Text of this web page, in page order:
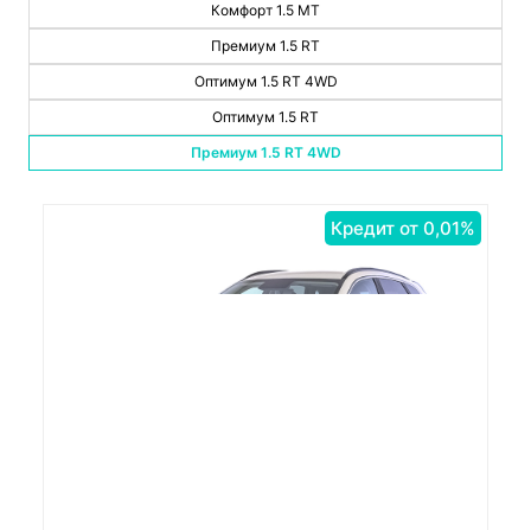
Комфорт 1.5 MT
Премиум 1.5 RT
Оптимум 1.5 RT 4WD
Оптимум 1.5 RT
Премиум 1.5 RT 4WD
Кредит от 0,01%